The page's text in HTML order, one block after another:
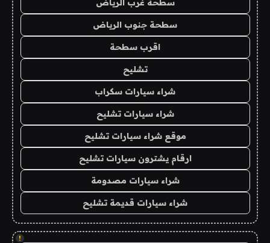
سطحة غرب الرياض
سطحة جنوب الرياض
اقرب سطحة
تشليح
شراء سيارات سكراب
شراء سيارات تشليح
موقع شراء سيارات تشليح
ارقام يشترون سيارات تشليح
شراء سيارات مصدومة
شراء سيارات قديمة تشليح
!